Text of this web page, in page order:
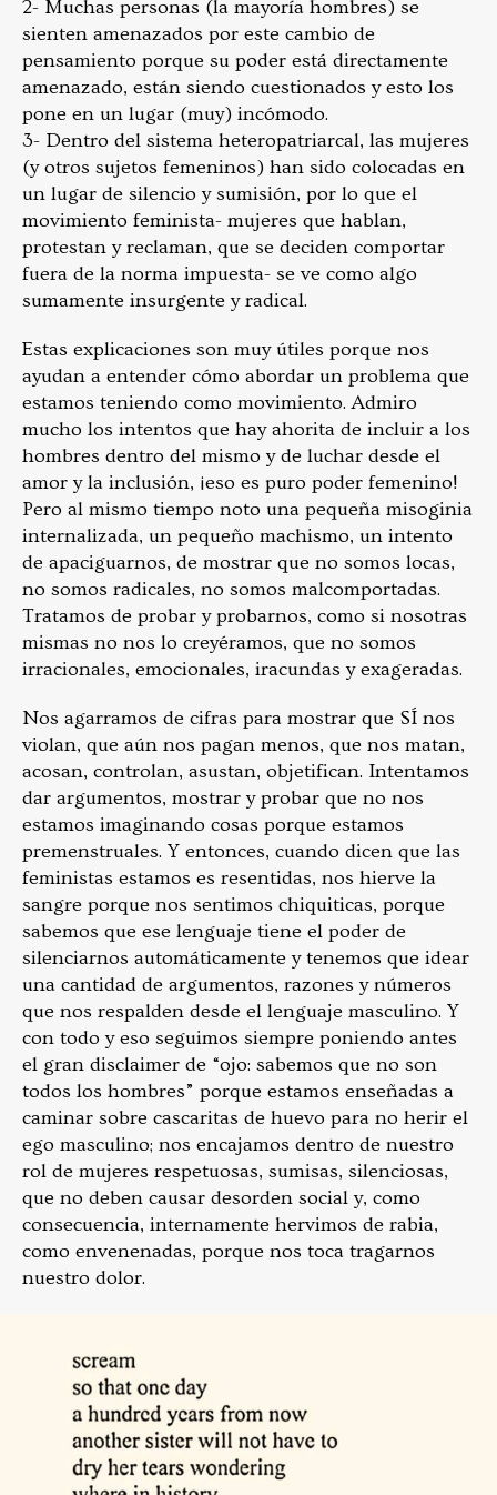
2- Muchas personas (la mayoría hombres) se
sienten amenazados por este cambio de
pensamiento porque su poder está directamente
amenazado, están siendo cuestionados y esto los
pone en un lugar (muy) incómodo.
3- Dentro del sistema heteropatriarcal, las mujeres
(y otros sujetos femeninos) han sido colocadas en
un lugar de silencio y sumisión, por lo que el
movimiento feminista- mujeres que hablan,
protestan y reclaman, que se deciden comportar
fuera de la norma impuesta- se ve como algo
sumamente insurgente y radical.
Estas explicaciones son muy útiles porque nos
ayudan a entender cómo abordar un problema que
estamos teniendo como movimiento. Admiro
mucho los intentos que hay ahorita de incluir a los
hombres dentro del mismo y de luchar desde el
amor y la inclusión, ¡eso es puro poder femenino!
Pero al mismo tiempo noto una pequeña misoginia
internalizada, un pequeño machismo, un intento
de apaciguarnos, de mostrar que no somos locas,
no somos radicales, no somos malcomportadas.
Tratamos de probar y probarnos, como si nosotras
mismas no nos lo creyéramos, que no somos
irracionales, emocionales, iracundas y exageradas.
Nos agarramos de cifras para mostrar que SÍ nos
violan, que aún nos pagan menos, que nos matan,
acosan, controlan, asustan, objetifican. Intentamos
dar argumentos, mostrar y probar que no nos
estamos imaginando cosas porque estamos
premenstruales. Y entonces, cuando dicen que las
feministas estamos es resentidas, nos hierve la
sangre porque nos sentimos chiquiticas, porque
sabemos que ese lenguaje tiene el poder de
silenciarnos automáticamente y tenemos que idear
una cantidad de argumentos, razones y números
que nos respalden desde el lenguaje masculino. Y
con todo y eso seguimos siempre poniendo antes
el gran disclaimer de “ojo: sabemos que no son
todos los hombres” porque estamos enseñadas a
caminar sobre cascaritas de huevo para no herir el
ego masculino; nos encajamos dentro de nuestro
rol de mujeres respetuosas, sumisas, silenciosas,
que no deben causar desorden social y, como
consecuencia, internamente hervimos de rabia,
como envenenadas, porque nos toca tragarnos
nuestro dolor.